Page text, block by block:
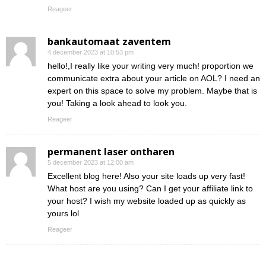
Reageer
bankautomaat zaventem
4 december 2023 at 10:53 pm
hello!,I really like your writing very much! proportion we
communicate extra about your article on AOL? I need an
expert on this space to solve my problem. Maybe that is
you! Taking a look ahead to look you.
Reageer
permanent laser ontharen
5 december 2023 at 12:00 am
Excellent blog here! Also your site loads up very fast!
What host are you using? Can I get your affiliate link to
your host? I wish my website loaded up as quickly as
yours lol
Reageer